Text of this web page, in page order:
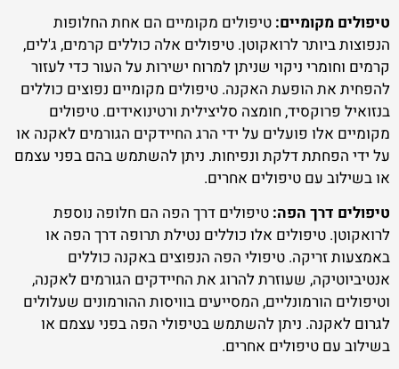
טיפולים מקומיים: טיפולים מקומיים הם אחת החלופות
הנפוצות ביותר לרואקוטן. טיפולים אלה כוללים קרמים, ג'לים,
קרמים וחומרי ניקוי שניתן למרוח ישירות על העור כדי לעזור
להפחית את הופעת האקנה. טיפולים מקומיים נפוצים כוללים
בנזואיל פרוקסיד, חומצה סליצילית ורטינואידים. טיפולים
מקומיים אלו פועלים על ידי הרג החיידקים הגורמים לאקנה או
על ידי הפחתת דלקת ונפיחות. ניתן להשתמש בהם בפני עצמם
או בשילוב עם טיפולים אחרים.
טיפולים דרך הפה: טיפולים דרך הפה הם חלופה נוספת
לרואקוטן. טיפולים אלו כוללים נטילת תרופה דרך הפה או
באמצעות זריקה. טיפולי הפה הנפוצים באקנה כוללים
אנטיביוטיקה, שעוזרת להרוג את החיידקים הגורמים לאקנה,
וטיפולים הורמונליים, המסייעים בוויסות ההורמונים שעלולים
לגרום לאקנה. ניתן להשתמש בטיפולי הפה בפני עצמם או
בשילוב עם טיפולים אחרים.